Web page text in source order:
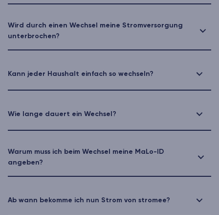
Wird durch einen Wechsel meine Stromversorgung
unterbrochen?
Kann jeder Haushalt einfach so wechseln?
Wie lange dauert ein Wechsel?
Warum muss ich beim Wechsel meine MaLo-ID
angeben?
Ab wann bekomme ich nun Strom von stromee?